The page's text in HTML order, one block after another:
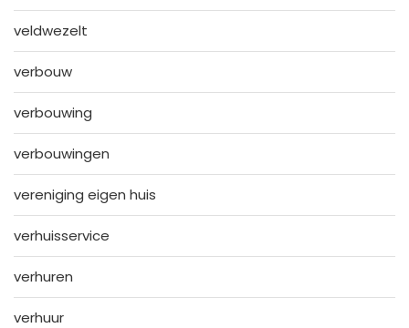
veldwezelt
verbouw
verbouwing
verbouwingen
vereniging eigen huis
verhuisservice
verhuren
verhuur